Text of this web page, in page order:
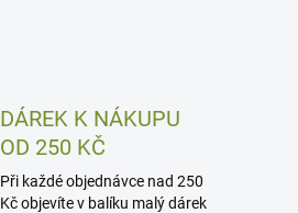
DÁREK K NÁKUPU
OD 250 KČ
Při každé objednávce nad 250
Kč objevíte v balíku malý dárek